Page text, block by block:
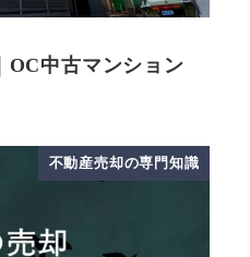
OC中古マンション
不動産売却の専門知識